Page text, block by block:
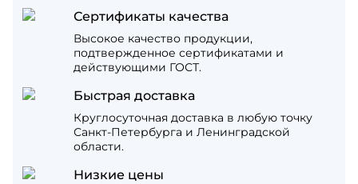
Сертификаты качества
Высокое качество продукции,
подтвержденное сертификатами и
действующими ГОСТ.
Быстрая доставка
Круглосуточная доставка в любую точку
Санкт-Петербурга и Ленинградской
области.
Низкие цены